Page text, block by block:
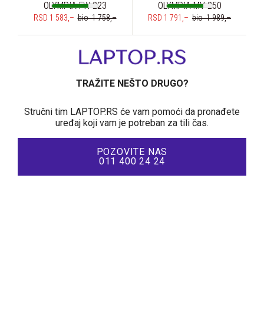
OLYMPIA FW 223
RSD 1 583,–bio 1 758,–
OLYMPIA MV 250
RSD 1 791,– bio 1 989,–
TRAŽITE NEŠTO DRUGO?
Stručni tim LAPTOP.RS će vam pomoći da pronađete
uređaj koji vam je potreban za tili čas.
POZOVITE NAS
011 400 24 24